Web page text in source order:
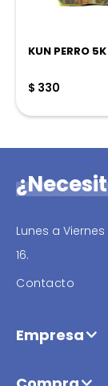
KUN PERRO
$ 330
Lunes a
16.
Contacto
Empresa